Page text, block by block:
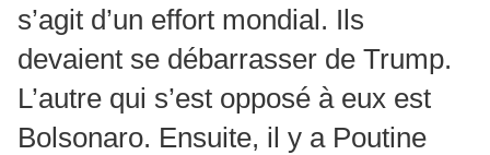
s’agit d’un effort mondial. Ils
devaient se débarrasser de Trump.
L’autre qui s’est opposé à eux est
Bolsonaro. Ensuite, il y a Poutine